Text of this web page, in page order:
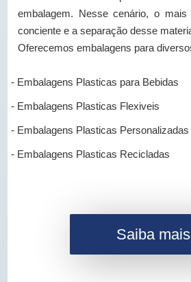
embalagem. Nesse cenário, o
conciente e a separação desse
Oferecemos embalagens para
- Embalagens Plasticas para Bebidas
- Embalagens Plasticas Flexiveis
- Embalagens Plasticas Personalizadas
- Embalagens Plasticas Recicladas
Saiba mais